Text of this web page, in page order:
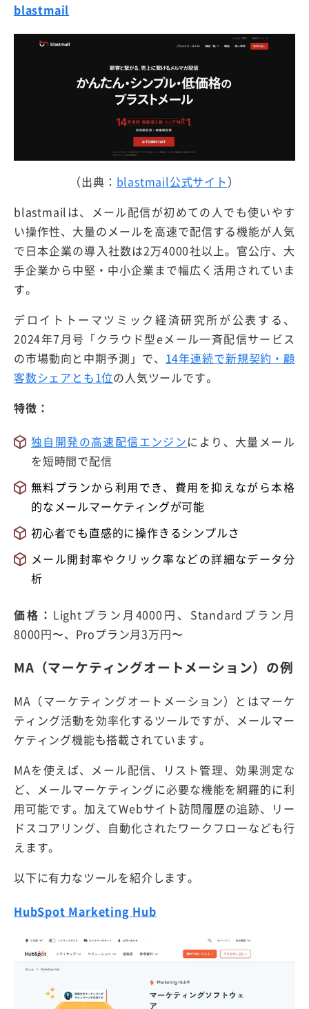
blastmail
（出典： blastmail公式サイト）
blastmailは、メール配信が初めての人でも使いやす
い操作性、大量のメールを高速で配信する機能が人気
で日本企業の導入社数は2万4000社以上。官公庁、大
手企業から中堅・中小企業まで幅広く活用されていま
す。
デロイトトーマツミック経済研究所が公表する、
2024年7月号「クラウド型eメール一斉配信サービス
の市場動向と中期予測」で、
14年連続で新規契約・顧
客数シェアとも1位の人気ツールです。
特徴：
独自開発の高速配信エンジンにより、大量メール
を短時間で配信
無料プランから利用でき、費用を抑えながら本格
的なメールマーケティングが可能
初心者でも直感的に操作きるシンプルさ
メール開封率やクリック率などの詳細なデータ分
析
価格： Lightプラン月4000円、Standardプラン月
8000円〜、Proプラン月3万円〜
MA（マーケティングオートメーション）の例
MA（マーケティングオートメーション）とはマーケ
ティング活動を効率化するツールですが、メールマー
ケティング機能も搭載されています。
MAを使えば、メール配信、リスト管理、効果測定な
ど、メールマーケティングに必要な機能を網羅的に利
用可能です。加えてWebサイト訪問履歴の追跡、リー
ドスコアリング、自動化されたワークフローなども行
えます。
以下に有力なツールを紹介します。
HubSpot Marketing Hub